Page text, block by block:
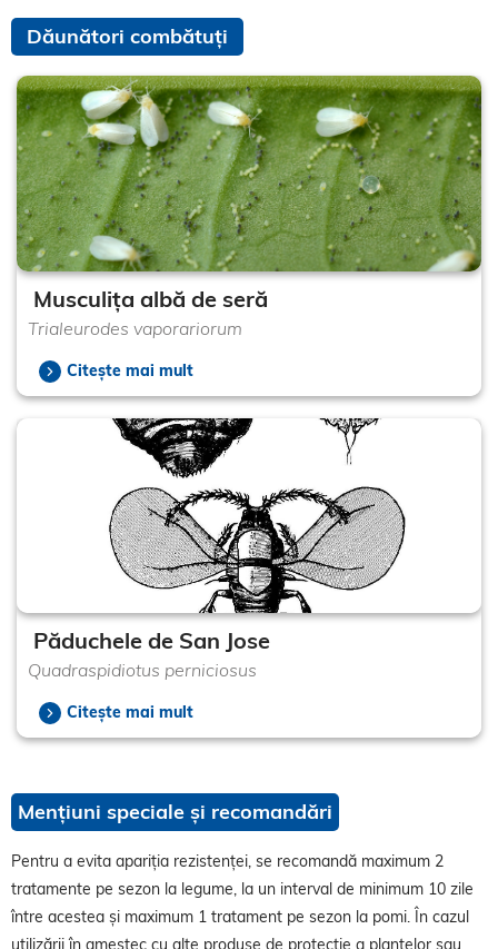
Dăunători combătuți
Musculița albă de seră
Trialeurodes vaporariorum
Citește mai mult
Păduchele de San Jose
Quadraspidiotus perniciosus
Citește mai mult
Mențiuni speciale și recomandări
Pentru a evita apariția rezistenței, se recomandă maximum 2
tratamente pe sezon la legume, la un interval de minimum 10 zile
între acestea și maximum 1 tratament pe sezon la pomi. În cazul
utilizării în amestec cu alte produse de protecție a plantelor sau